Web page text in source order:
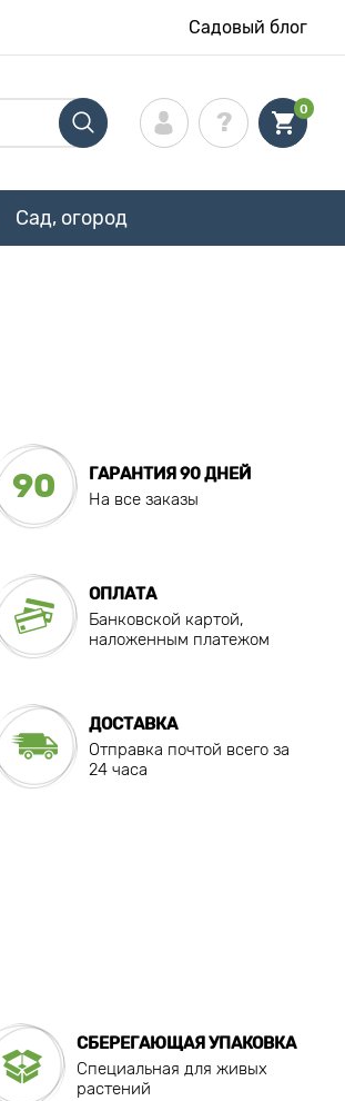
Садовый блог
0
Сад, огород
90
ГАРАНТИЯ 90 ДНЕЙ
На все заказы
ОПЛАТА
Банковской картой,
наложенным платежом
ДОСТАВКА
Отправка почтой всего за
24 часа
СБЕРЕГАЮЩАЯ УПАКОВКА
Специальная для живых
растений